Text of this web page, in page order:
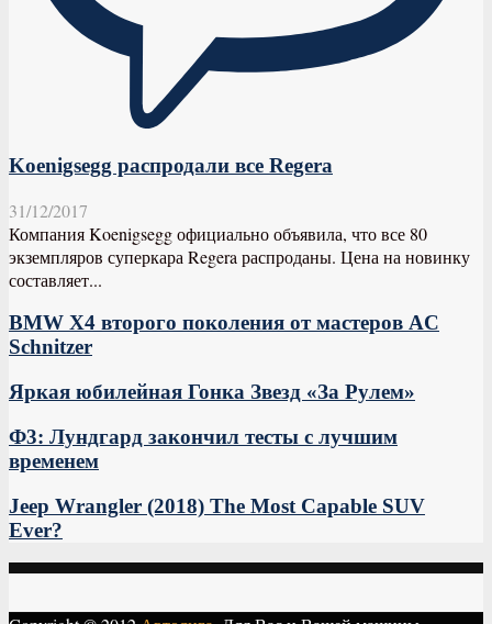
Koenigsegg распродали все Regera
31/12/2017
Компания Koenigsegg официально объявила, что все 80
экземпляров суперкара Regera распроданы. Цена на новинку
составляет...
BMW X4 второго поколения от мастеров AC
Schnitzer
Яркая юбилейная Гонка Звезд «За Рулем»
Ф3: Лундгард закончил тесты с лучшим
временем
Jeep Wrangler (2018) The Most Capable SUV
Ever?